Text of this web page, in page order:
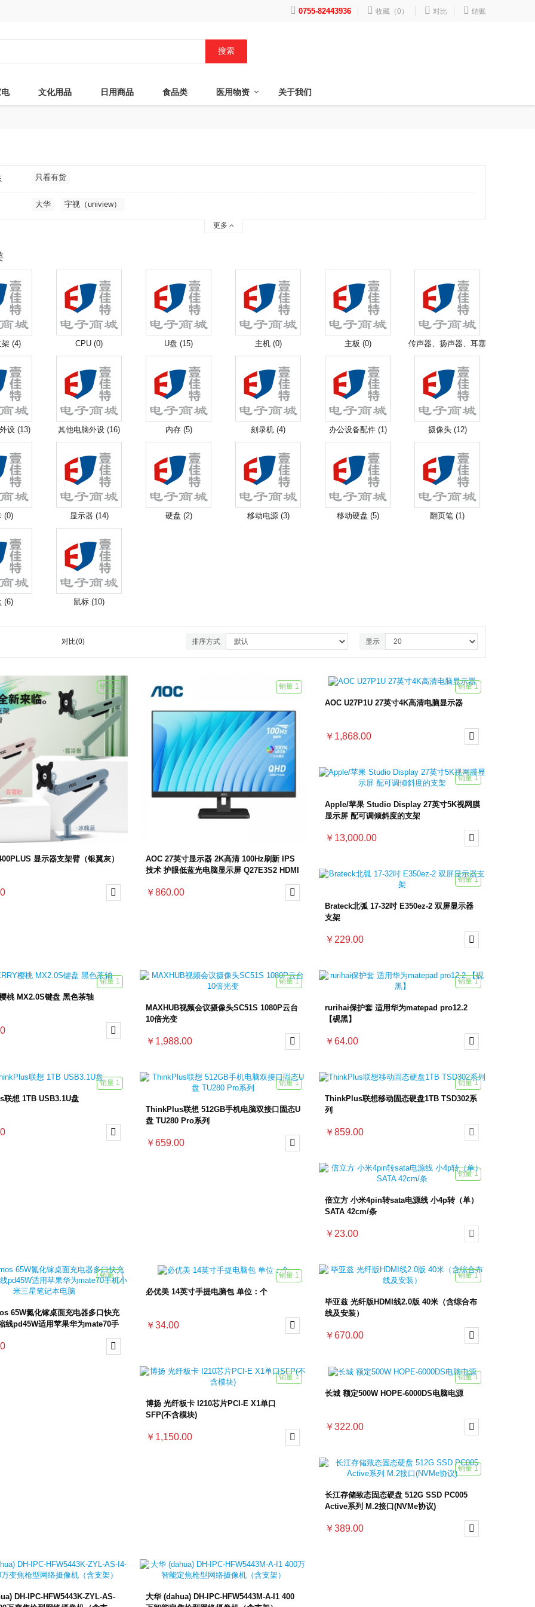
 0755-82443936  收藏（0）  对比  结账
搜索
文化用品 日用商品 食品类 医用物资 关于我们
只看有货
大华 宇视（uniview）
更多
(4) CPU (0) U盘 (15) 主机 (0) 主板 (0)
传声器、扬声器、耳塞
机 (1)
设 (13) 其他电脑外设 (16) 内存 (5) 刻录机 (4) 办公设备配件 (1) 摄像头 (12)
(0) 显示器 (14) 硬盘 (2) 移动电源 (3) 移动硬盘 (5) 翻页笔 (1)
(6) 鼠标 (10)
对比(0) 排序方式 显示
销量 1
显示器支架臂（银翼灰）

销量 1
AOC 27英寸显示器 2K高清 100Hz刷新 IPS
技术 护眼低蓝光电脑显示屏 Q27E3S2 HDMI
￥860.00 
销量 1
AOC U27P1U 27英寸4K高清电脑显示器
￥1,868.00 
销量 1
Apple/苹果 Studio Display 27英寸5K视网膜
显示屏 配可调倾斜度的支架
￥13,000.00 
销量 1
Brateck北弧 17-32吋 E350ez-2 双屏显示器
支架
￥229.00 
销量 1
桃 MX2.0S键盘 黑色茶轴

销量 1
MAXHUB视频会议摄像头SC51S 1080P云台
10倍光变
￥1,988.00 
销量 1
rurihai保护套 适用华为matepad pro12.2
【砚黑】
￥64.00 
销量 1
想 1TB USB3.1U盘

销量 1
ThinkPlus联想 512GB手机电脑双接口固态U
盘 TU280 Pro系列
￥659.00 
销量 1
ThinkPlus联想移动固态硬盘1TB TSD302系
列
￥859.00 
销量 1
倍立方 小米4pin转sata电源线 小4p转（单）
SATA 42cm/条
￥23.00 
销量 1
65W氮化镓桌面充电器多口快充
线pd45W适用苹果华为mate70手

销量 1
必优美 14英寸手提电脑包 单位：个
￥34.00 
销量 1
毕亚兹 光纤版HDMI线2.0版 40米（含综合布
线及安装）
￥670.00 
销量 1
博扬 光纤板卡 I210芯片PCI-E X1单口
SFP(不含模块)
￥1,150.00 
销量 1
长城 额定500W HOPE-6000DS电脑电源
￥322.00 
销量 1
长江存储致态固态硬盘 512G SSD PC005
Active系列 M.2接口(NVMe协议)
￥389.00 
DH-IPC-HFW5443K-ZYL-AS-
大华 (dahua) DH-IPC-HFW5443M-A-I1 400